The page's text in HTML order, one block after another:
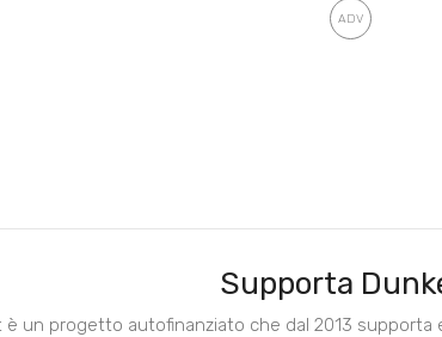
Supporta
è un progetto autofinanziato che dal 2013 supporta